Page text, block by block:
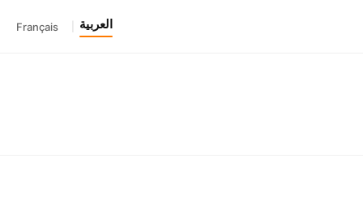
العربية Français